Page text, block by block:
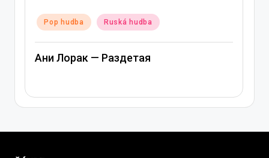
Posted
in
Pop hudba Ruská hudba
Ани Лорак — Раздетая